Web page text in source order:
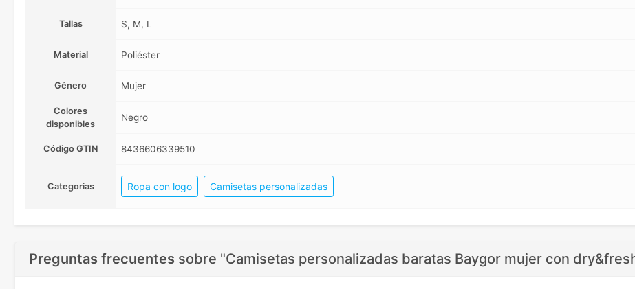
Tallas S, M, L
Material Poliéster
Género Mujer
Colores
disponibles
Negro
Código GTIN 8436606339510
Categorias Ropa con logo Camisetas personalizadas
Preguntas frecuentes sobre "Camisetas personalizadas baratas Baygor mujer con